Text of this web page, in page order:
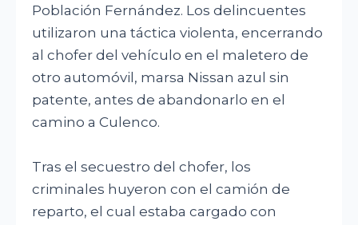
Población Fernández. Los delincuentes
utilizaron una táctica violenta, encerrando
al chofer del vehículo en el maletero de
otro automóvil, marsa Nissan azul sin
patente, antes de abandonarlo en el
camino a Culenco.
Tras el secuestro del chofer, los
criminales huyeron con el camión de
reparto, el cual estaba cargado con